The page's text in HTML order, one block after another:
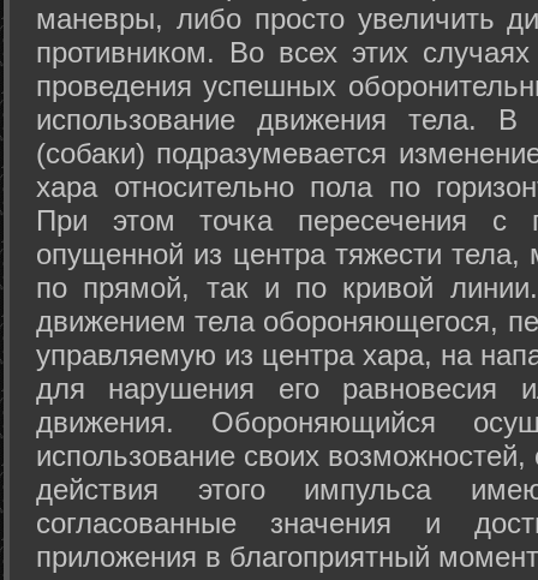
маневры, либо просто увеличить
противником. Во всех этих
проведения успешных
использование движения тела.
(собаки) подразумевается
хара относительно пола по
При этом точка пересечения с
опущенной из центра тяжести
по прямой, так и по кривой
движением тела обороняющегося,
управляемую из центра хара, на
для нарушения его равновесия
движения. Обороняющийся
использование своих
действия этого импульса
согласованные значения и
приложения в благоприятный